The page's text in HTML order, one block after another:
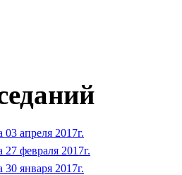
03 апреля 2017г.
27 февраля 2017г.
30 января 2017г.